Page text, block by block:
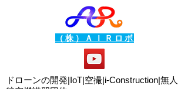
（株）ＡＩＲロボ
ドローンの開発|IoT|空撮|i-Construction|無人